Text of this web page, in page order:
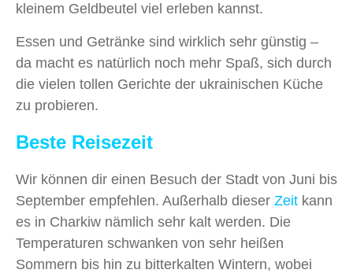
kleinem Geldbeutel viel erleben kannst.
Essen und Getränke sind wirklich sehr günstig –
da macht es natürlich noch mehr Spaß, sich durch
die vielen tollen Gerichte der ukrainischen Küche
zu probieren.
Beste Reisezeit
Wir können dir einen Besuch der Stadt von Juni bis
September empfehlen. Außerhalb dieser Zeit kann
es in Charkiw nämlich sehr kalt werden. Die
Temperaturen schwanken von sehr heißen
Sommern bis hin zu bitterkalten Wintern, wobei